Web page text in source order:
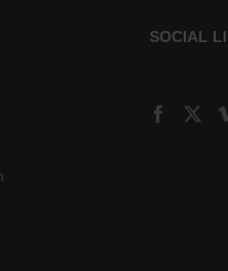
SOCIAL